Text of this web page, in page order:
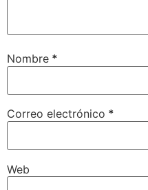
Nombre *
Correo electrónico *
Web